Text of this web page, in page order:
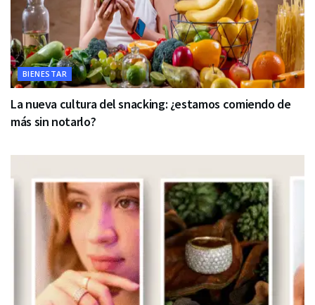
BIENESTAR
La nueva cultura del snacking: ¿estamos comiendo de
más sin notarlo?